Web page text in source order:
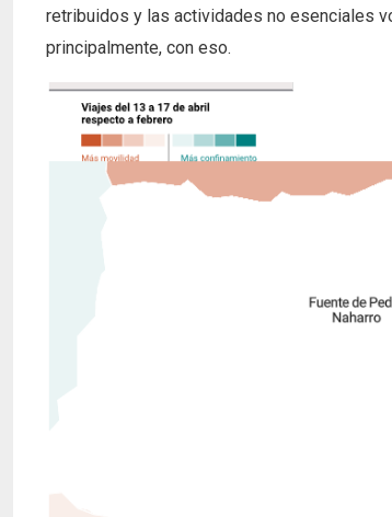
retribuidos y las actividades no esenciales
principalmente, con eso.